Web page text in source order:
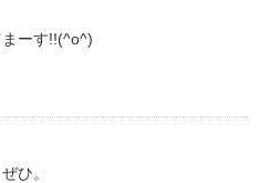
ーす!!(^o^)
ひ。